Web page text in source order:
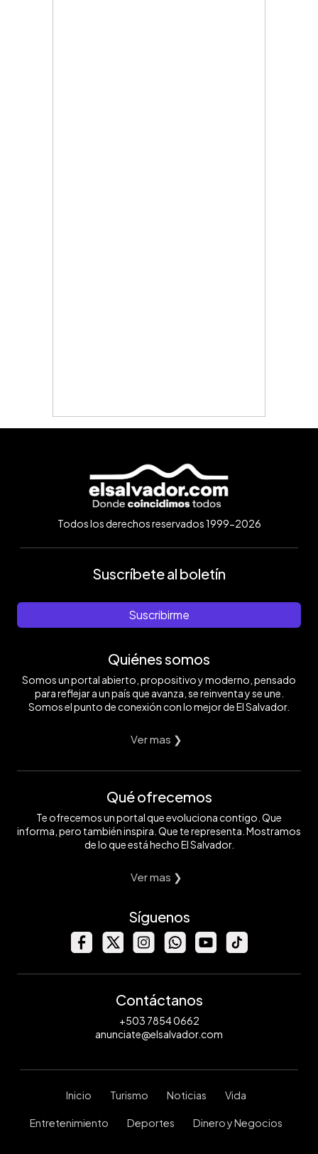
Todos los derechos reservados 1999-2026
Suscríbete al boletín
Suscribirme
Quiénes somos
Somos un portal abierto, propositivo y moderno, pensado
para reflejar a un país que avanza, se reinventa y se une.
Somos el punto de conexión con lo mejor de El Salvador.
Ver mas ❯
Qué ofrecemos
Te ofrecemos un portal que evoluciona contigo. Que
informa, pero también inspira. Que te representa. Mostramos
de lo que está hecho El Salvador.
Ver mas ❯
Síguenos
Contáctanos
+503 7854 0662
anunciate@elsalvador.com
Inicio Turismo Noticias Vida
Entretenimiento Deportes Dinero y Negocios